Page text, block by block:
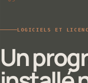
LOGICIELS ET
Un